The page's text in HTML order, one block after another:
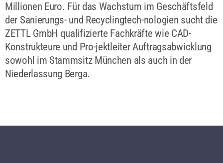
Millionen Euro. Für das Wachstum im Geschäftsfeld
der Sanierungs- und Recyclingtech-nologien sucht die
ZETTL GmbH qualifizierte Fachkräfte wie CAD-
Konstrukteure und Pro-jektleiter Auftragsabwicklung
sowohl im Stammsitz München als auch in der
Niederlassung Berga.